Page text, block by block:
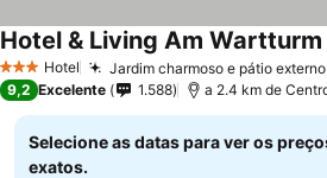
3 EstrelasHotel Jardim charmoso e pátio externo
9,2 Excelente 1.588 a 2.4 km de
Selecione as datas para ver os
exatos.